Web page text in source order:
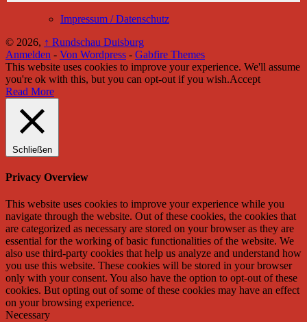
Impressum / Datenschutz
© 2026, ↑ Rundschau Duisburg
Anmelden - Von Wordpress - Gabfire Themes
This website uses cookies to improve your experience. We'll assume
you're ok with this, but you can opt-out if you wish.Accept
Read More
Schließen
Privacy Overview
This website uses cookies to improve your experience while you
navigate through the website. Out of these cookies, the cookies that
are categorized as necessary are stored on your browser as they are
essential for the working of basic functionalities of the website. We
also use third-party cookies that help us analyze and understand how
you use this website. These cookies will be stored in your browser
only with your consent. You also have the option to opt-out of these
cookies. But opting out of some of these cookies may have an effect
on your browsing experience.
Necessary